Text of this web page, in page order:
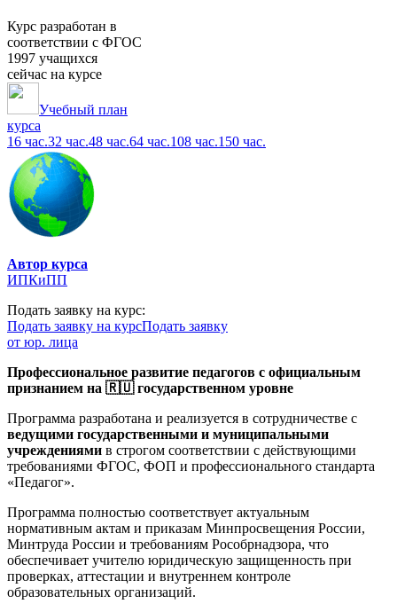
Курс разработан в
соответствии с ФГОС
1997 учащихся
сейчас на курсе
Учебный план
курса
16 час.32 час.48 час.64 час.108 час.150 час.
Автор курса
ИПКиПП
Подать заявку на курс:
Подать заявку на курсПодать заявку
от юр. лица
Профессиональное развитие педагогов с официальным
признанием на 🇷🇺 государственном уровне
Программа разработана и реализуется в сотрудничестве с
ведущими государственными и муниципальными
учреждениями в строгом соответствии с действующими
требованиями ФГОС, ФОП и профессионального стандарта
«Педагог».
Программа полностью соответствует актуальным
нормативным актам и приказам Минпросвещения России,
Минтруда России и требованиям Рособрнадзора, что
обеспечивает учителю юридическую защищенность при
проверках, аттестации и внутреннем контроле
образовательных организаций.